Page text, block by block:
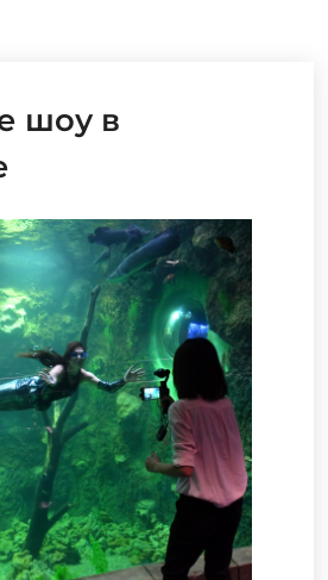
шоу в